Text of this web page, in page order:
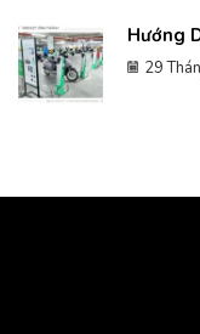
Hướng
29